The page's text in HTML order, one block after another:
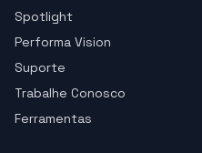
Spotlight
Performa Vision
Suporte
Trabalhe Conosco
Ferramentas